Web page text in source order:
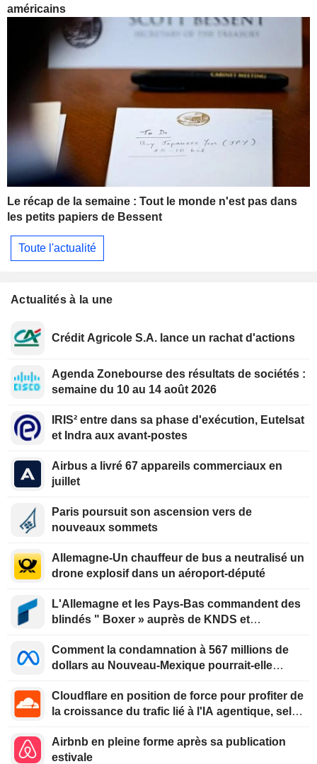
américains
Le récap de la semaine : Tout le monde n'est pas dans
les petits papiers de Bessent
Toute l'actualité
Actualités à la une
Crédit Agricole S.A. lance un rachat d'actions
Agenda Zonebourse des résultats de sociétés :
semaine du 10 au 14 août 2026
IRIS² entre dans sa phase d'exécution, Eutelsat
et Indra aux avant-postes
Airbus a livré 67 appareils commerciaux en
juillet
Paris poursuit son ascension vers de
nouveaux sommets
Allemagne-Un chauffeur de bus a neutralisé un
drone explosif dans un aéroport-député
L'Allemagne et les Pays-Bas commandent des
blindés " Boxer » auprès de KNDS et
Comment la condamnation à 567 millions de
dollars au Nouveau-Mexique pourrait-elle
Cloudflare en position de force pour profiter de
la croissance du trafic lié à l'IA agentique, selon
Airbnb en pleine forme après sa publication
estivale